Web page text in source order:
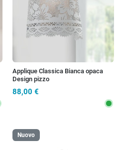
Applique Classica Bianca opaca
Design pizzo
88,00 €
Nuovo